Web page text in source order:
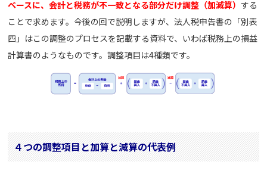
ベースに、会計と税務が不一致となる部分だけ調整（加減算）する
ことで求めます。今後の回で説明しますが、法人税申告書の「別表
四」はこの調整のプロセスを記載する資料で、いわば税務上の損益
計算書のようなものです。調整項目は4種類です。
４つの調整項目と加算と減算の代表例